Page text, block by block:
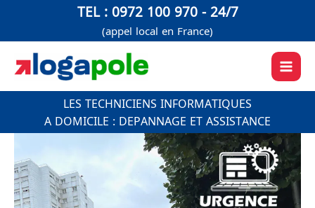
contenu
TEL : 0972 100 970 - 24/7
(appel local en France)
LES TECHNICIENS INFORMATIQUES
A DOMICILE : DEPANNAGE ET ASSISTANCE